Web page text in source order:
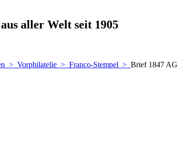
aller Welt seit 1905
> Vorphilatelie > Franco-Stempel > Brief 1847 AG